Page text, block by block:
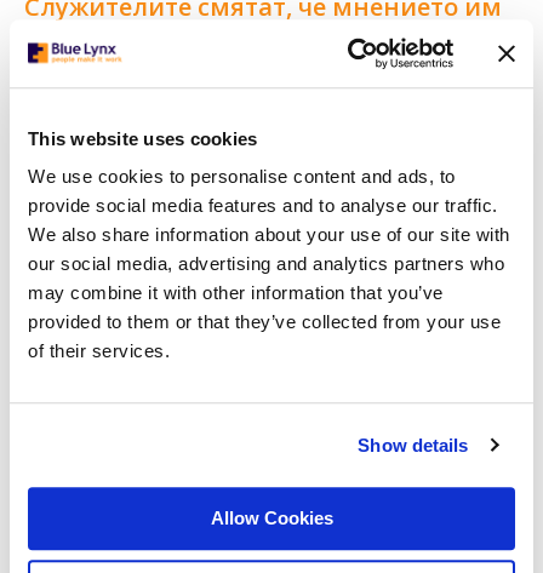
This website uses cookies
We use cookies to personalise content and ads, to
provide social media features and to analyse our traffic.
We also share information about your use of our site with
our social media, advertising and analytics partners who
may combine it with other information that you’ve
provided to them or that they’ve collected from your use
of their services.
Show details
Allow Cookies
Служителите смятат, че мнението им
ще бъде пренебрегнато, след като
напуснат
предоставянето на аргументи или обратна връзка в тази
ситуация е безсмислено. Особено ако преди това е
смятал, че неговото мнение не е било оценено или е било
игнорирано.
Лидерите може да имат
предразсъдъци към всяка обратна
връзка
Понякога служителите предпочитат да запазят мненията
никаква информация. Което означава, че за тях
интервюто преди напускане е или пристрастно, или